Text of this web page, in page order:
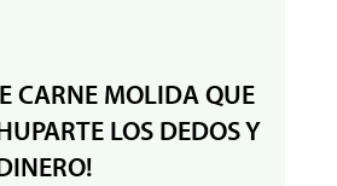
CARNE MOLIDA QUE
LOS DEDOS Y